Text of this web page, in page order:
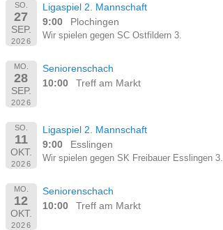
SO.
27
SEP.
2026
Ligaspiel 2. Mannschaft
9:00
Plochingen
Wir spielen gegen SC Ostfildern 3.
MO.
28
SEP.
2026
Seniorenschach
10:00
Treff am Markt
SO.
11
OKT.
2026
Ligaspiel 2. Mannschaft
9:00
Esslingen
Wir spielen gegen SK Freibauer Esslingen 3.
MO.
12
OKT.
2026
Seniorenschach
10:00
Treff am Markt